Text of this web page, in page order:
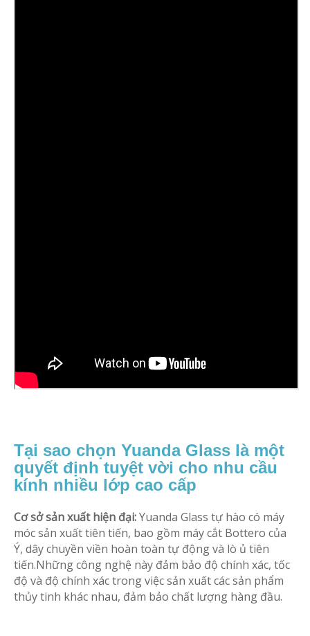
Tại sao chọn Yuanda Glass là một
quyết định tuyệt vời cho nhu cầu
kính nhiều lớp cao cấp
Cơ sở sản xuất hiện đại:Yuanda Glass tự hào có máy
móc sản xuất tiên tiến, bao gồm máy cắt Bottero của
Ý, dây chuyền viền hoàn toàn tự động và lò ủ tiên
tiến.Những công nghệ này đảm bảo độ chính xác, tốc
độ và độ chính xác trong việc sản xuất các sản phẩm
thủy tinh khác nhau, đảm bảo chất lượng hàng đầu.